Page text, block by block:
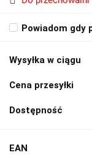
Powiadom gdy
Wysyłka w ciągu
Cena przesyłki
Dostępność
EAN